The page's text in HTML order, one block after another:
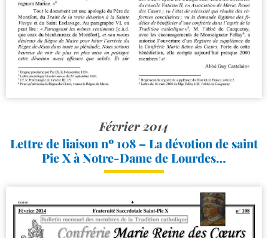
Février 2014
Lettre de liaison nº 108 – La dévotion de saint
Pie X à Notre-​Dame de Lourdes…